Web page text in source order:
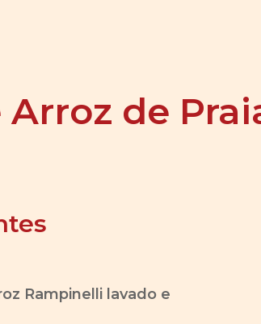
de
Rampinelli lavado e